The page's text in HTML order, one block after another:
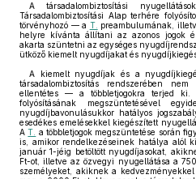
A társadalombiztosítási
Társadalombiztosítási Alap terhére
törvényhozó — a T. preambulumának,
helyre kívánta állítani az azonos jogok
akarta szüntetni az egységes
ütköző kiemelt nyugdíjakat és
A kiemelt nyugdíjak és a
társadalombiztosítás rendszerében
ellentétes — a többletjogokra terjed ki.
folyósításának megszüntetésével
nyugdíjbavonulásukkor hatályos
esedékes emelésekkel kiegészített
AT. a többletjogok megszüntetése során
is, amikor rendelkezéseinek hatálya alól
január 1-jéig betöltött nyugdíjasokat,
Ft-ot, illetve az özvegyi nyugellátása a
személyeket, akiknek a